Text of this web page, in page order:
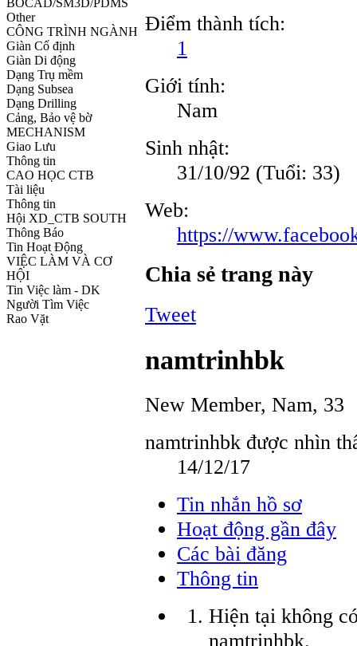
BOCAD/SM3D/PDMS
Other
CÔNG TRÌNH NGÀNH
Giàn Cố định
Giàn Di động
Dạng Trụ mềm
Dạng Subsea
Dạng Drilling
Cảng, Bảo vệ bờ
MECHANISM
Giao Lưu
Thông tin
CAO HỌC CTB
Tài liệu
Thông tin
Hội XD_CTB SOUTH
Thông Báo
Tin Hoạt Động
VIỆC LÀM VÀ CƠ
HỘI
Tin Việc làm - DK
Người Tìm Việc
Rao Vặt
Điểm thành tích:
1
Giới tính:
Nam
Sinh nhật:
31/10/92 (Tuổi: 33)
Web:
https://
Chia sẻ trang này
Tweet
namtrinhbk
New Member, Nam, 33
namtrinhbk được nhìn
14/12/17
Tin nhắn hồ sơ
Hoạt động gần đây
Các bài đăng
Thông tin
Hiện tại không
namtrinhbk.